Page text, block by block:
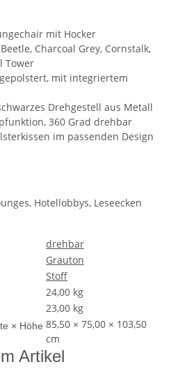
mit Hocker
Charcoal Grey, Cornstalk,
Tower
mit integriertem
Drehgestell aus Metall
360 Grad drehbar
im passenden Design
Hotellobbys, Leseecken
drehbar
Grauton
Stoff
24,00 kg
23,00 kg
× Höhe 85,50 × 75,00 × 103,50
cm
Artikel